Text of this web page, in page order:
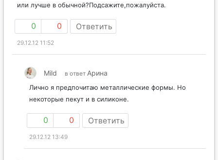
или лучше в обычной?Подсажите,пожалуйста.
0 0 Ответить
29.12.12 11:52
Mild в ответ Арина
Лично я предпочитаю металлические формы. Но
некоторые пекут и в силиконе.
0 0 Ответить
29.12.12 13:49